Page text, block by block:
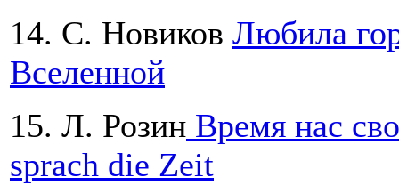
14. С. Новиков Любила
Вселенной
15. Л. Розин Время нас
sprach die Zeit